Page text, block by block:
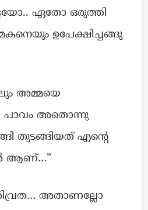
ഏതോ ഒരുത്തി
മകനെയും ഉപേക്ഷിച്ചങ്ങു
അമ്മയെ
പാവം അതൊന്നു
തുടങ്ങിയത് എന്റെ
ആണ്…”
അതാണല്ലോ